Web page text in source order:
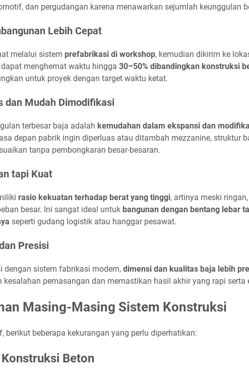
dan pergudangan karena menawarkan sejumlah keunggulan
Lebih Cepat
melalui sistem prefabrikasi di workshop, kemudian dikirim ke
menghemat waktu hingga 30–50% dibandingkan konstruksi
untuk proyek dengan target waktu ketat.
dan Mudah Dimodifikasi
terbesar baja adalah kemudahan dalam ekspansi dan
depan pabrik ingin diperluas atau ditambah mezzanine, struktur
tanpa pembongkaran besar-besaran.
tapi Kuat
rasio kekuatan terhadap berat yang tinggi, artinya meski
besar. Ini sangat ideal untuk bangunan dengan bentang lebar
seperti gudang logistik atau hanggar pesawat.
Presisi
dengan sistem fabrikasi modern, dimensi dan kualitas baja lebih
kesalahan pemasangan dan memastikan hasil akhir yang rapi serta
Masing-Masing Sistem Konstruksi
berikut beberapa kekurangan yang perlu diperhatikan:
Beton